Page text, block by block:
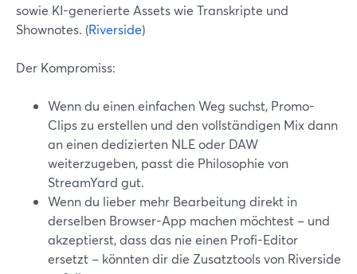
sowie KI-generierte Assets wie Transkripte und
Shownotes. (Riverside)
Der Kompromiss:
Wenn du einen einfachen Weg suchst, Promo-
Clips zu erstellen und den vollständigen Mix dann
an einen dedizierten NLE oder DAW
weiterzugeben, passt die Philosophie von
StreamYard gut.
Wenn du lieber mehr Bearbeitung direkt in
derselben Browser-App machen möchtest – und
akzeptierst, dass das nie einen Profi-Editor
ersetzt – könnten dir die Zusatztools von Riverside